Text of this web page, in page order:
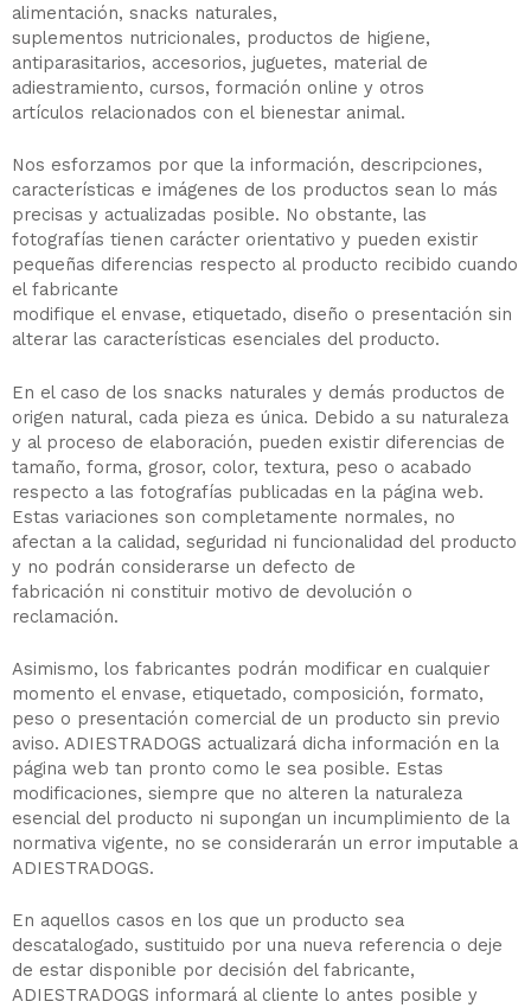
alimentación, snacks naturales,
suplementos nutricionales, productos de higiene,
antiparasitarios, accesorios, juguetes, material de
adiestramiento, cursos, formación online y otros
artículos relacionados con el bienestar animal.
Nos esforzamos por que la información, descripciones,
características e imágenes de los productos sean lo más
precisas y actualizadas posible. No obstante, las
fotografías tienen carácter orientativo y pueden existir
pequeñas diferencias respecto al producto recibido cuando
el fabricante
modifique el envase, etiquetado, diseño o presentación sin
alterar las características esenciales del producto.
En el caso de los snacks naturales y demás productos de
origen natural, cada pieza es única. Debido a su naturaleza
y al proceso de elaboración, pueden existir diferencias de
tamaño, forma, grosor, color, textura, peso o acabado
respecto a las fotografías publicadas en la página web.
Estas variaciones son completamente normales, no
afectan a la calidad, seguridad ni funcionalidad del producto
y no podrán considerarse un defecto de
fabricación ni constituir motivo de devolución o
reclamación.
Asimismo, los fabricantes podrán modificar en cualquier
momento el envase, etiquetado, composición, formato,
peso o presentación comercial de un producto sin previo
aviso. ADIESTRADOGS actualizará dicha información en la
página web tan pronto como le sea posible. Estas
modificaciones, siempre que no alteren la naturaleza
esencial del producto ni supongan un incumplimiento de la
normativa vigente, no se considerarán un error imputable a
ADIESTRADOGS.
En aquellos casos en los que un producto sea
descatalogado, sustituido por una nueva referencia o deje
de estar disponible por decisión del fabricante,
ADIESTRADOGS informará al cliente lo antes posible y